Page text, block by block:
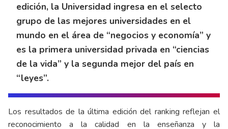
edición, la Universidad ingresa en el selecto
grupo de las mejores universidades en el
mundo en el área de “negocios y economía” y
es la primera universidad privada en “ciencias
de la vida” y la segunda mejor del país en
“leyes”.
Los resultados de la última edición del ranking reflejan el
reconocimiento a la calidad en la enseñanza y la